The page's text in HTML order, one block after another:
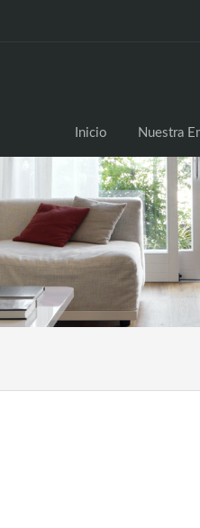
Inicio Nuestra